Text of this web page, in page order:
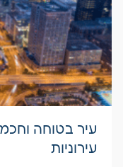
עיר בטוחה
עירוניות